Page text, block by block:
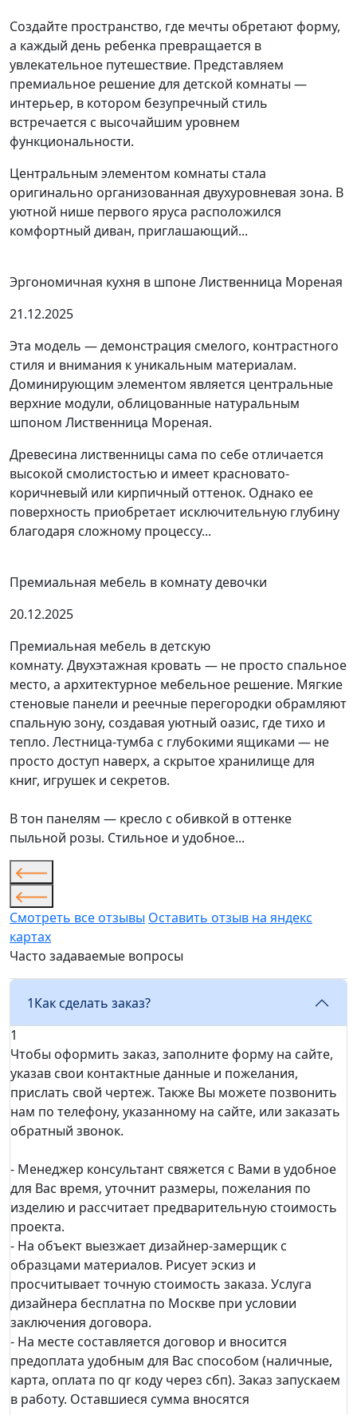
Создайте пространство, где мечты обретают форму,
а каждый день ребенка превращается в
увлекательное путешествие. Представляем
премиальное решение для детской комнаты —
интерьер, в котором безупречный стиль
встречается с высочайшим уровнем
функциональности.
Центральным элементом комнаты стала
оригинально организованная двухуровневая зона. В
уютной нише первого яруса расположился
комфортный диван, приглашающий...
Эргономичная кухня в шпоне Лиственница Мореная
21.12.2025
Эта модель — демонстрация смелого, контрастного
стиля и внимания к уникальным материалам.
Доминирующим элементом является центральные
верхние модули, облицованные натуральным
шпоном Лиственница Мореная.
Древесина лиственницы сама по себе отличается
высокой смолистостью и имеет красновато-
коричневый или кирпичный оттенок. Однако ее
поверхность приобретает исключительную глубину
благодаря сложному процессу...
Премиальная мебель в комнату девочки
20.12.2025
Премиальная мебель в детскую
комнату. Двухэтажная кровать — не просто спальное
место, а архитектурное мебельное решение. Мягкие
стеновые панели и реечные перегородки обрамляют
спальную зону, создавая уютный оазис, где тихо и
тепло. Лестница-тумба с глубокими ящиками — не
просто доступ наверх, а скрытое хранилище для
книг, игрушек и секретов.
В тон панелям — кресло с обивкой в оттенке
пыльной розы. Стильное и удобное...
Смотреть все отзывы Оставить отзыв на яндекс
картах
Часто задаваемые вопросы
1Как сделать заказ?
1
Чтобы оформить заказ, заполните форму на сайте,
указав свои контактные данные и пожелания,
прислать свой чертеж. Также Вы можете позвонить
нам по телефону, указанному на сайте, или заказать
обратный звонок.
- Менеджер консультант свяжется с Вами в удобное
для Вас время, уточнит размеры, пожелания по
изделию и рассчитает предварительную стоимость
проекта.
- На объект выезжает дизайнер-замерщик с
образцами материалов. Рисует эскиз и
просчитывает точную стоимость заказа. Услуга
дизайнера бесплатна по Москве при условии
заключения договора.
- На месте составляется договор и вносится
предоплата удобным для Вас способом (наличные,
карта, оплата по qr коду через сбп). Заказ запускаем
в работу. Оставшиеся сумма вносятся